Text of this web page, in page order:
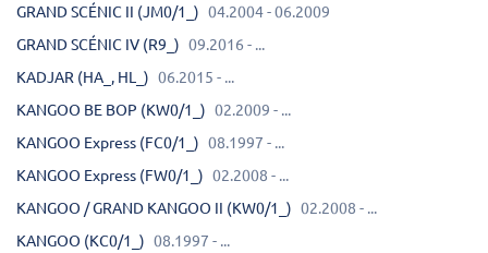
GRAND SCÉNIC II (JM0/1_) 04.2004 - 06.2009
GRAND SCÉNIC IV (R9_) 09.2016 - ...
KADJAR (HA_, HL_) 06.2015 - ...
KANGOO BE BOP (KW0/1_) 02.2009 - ...
KANGOO Express (FC0/1_) 08.1997 - ...
KANGOO Express (FW0/1_) 02.2008 - ...
KANGOO / GRAND KANGOO II (KW0/1_) 02.2008 - ...
KANGOO (KC0/1_) 08.1997 - ...